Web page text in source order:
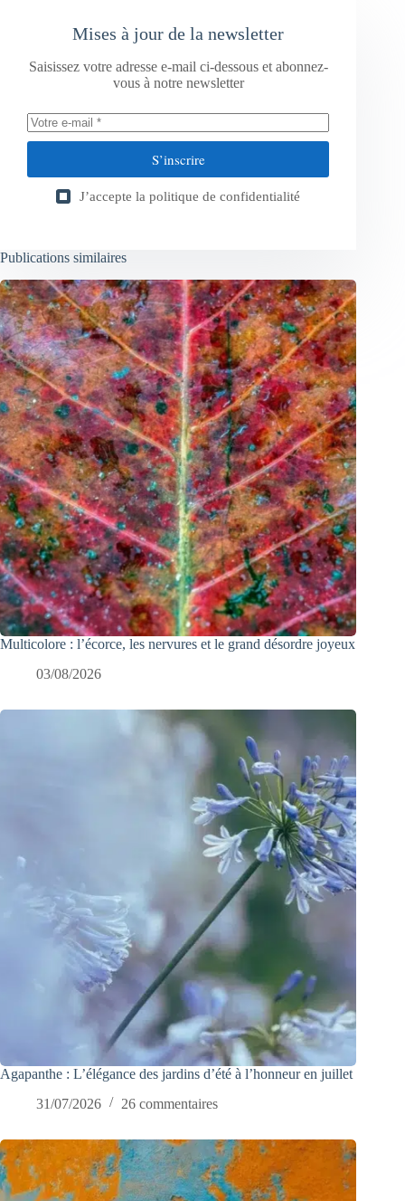
Mises à jour de la newsletter
Saisissez votre adresse e-mail ci-dessous et abonnez-
vous à notre newsletter
S’inscrire
J’accepte la politique de confidentialité
Publications similaires
Multicolore : l’écorce, les nervures et le grand désordre joyeux
03/08/2026
Agapanthe : L’élégance des jardins d’été à l’honneur en juillet
31/07/2026
26 commentaires